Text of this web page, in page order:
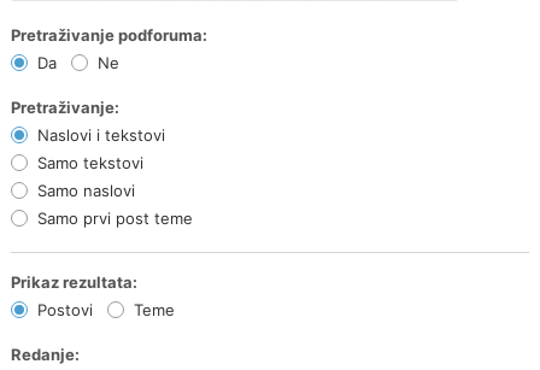
Pretraživanje podforuma:
Da
Ne
Pretraživanje:
Naslovi i tekstovi
Samo tekstovi
Samo naslovi
Samo prvi post teme
Prikaz rezultata:
Postovi
Teme
Redanje: